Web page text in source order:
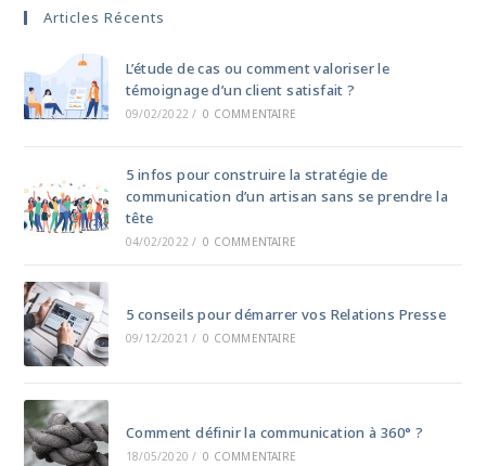
Articles Récents
L’étude de cas ou comment valoriser le
témoignage d’un client satisfait ?
09/02/2022 / 0 COMMENTAIRE
5 infos pour construire la stratégie de
communication d’un artisan sans se prendre la
tête
04/02/2022 / 0 COMMENTAIRE
5 conseils pour démarrer vos Relations Presse
09/12/2021 / 0 COMMENTAIRE
Comment définir la communication à 360° ?
18/05/2020 / 0 COMMENTAIRE